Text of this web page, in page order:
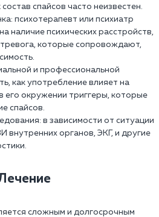
спайсов часто неизвестен.
психотерапевт или психиатр
наличие психических расстройств,
тревога, которые сопровождают,
и профессиональной
как употребление влияет на
его окружении триггеры, которые
спайсов.
в зависимости от ситуации
внутренних органов, ЭКГ, и другие
сложным и долгосрочным